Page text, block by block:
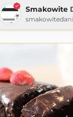
Smakowite